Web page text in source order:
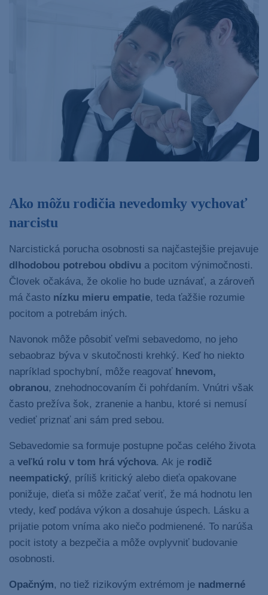
Ako môžu rodičia nevedomky vychovať
narcistu
Narcistická porucha osobnosti sa najčastejšie prejavuje
dlhodobou potrebou obdivu a pocitom výnimočnosti.
Človek očakáva, že okolie ho bude uznávať, a zároveň
má často nízku mieru empatie, teda ťažšie rozumie
pocitom a potrebám iných.
Navonok môže pôsobiť veľmi sebavedomo, no jeho
sebaobraz býva v skutočnosti krehký. Keď ho niekto
napríklad spochybní, môže reagovať hnevom,
obranou, znehodnocovaním či pohŕdaním. Vnútri však
často prežíva šok, zranenie a hanbu, ktoré si nemusí
vedieť priznať ani sám pred sebou.
Sebavedomie sa formuje postupne počas celého života
a veľkú rolu v tom hrá výchova. Ak je rodič
neempatický, príliš kritický alebo dieťa opakovane
ponižuje, dieťa si môže začať veriť, že má hodnotu len
vtedy, keď podáva výkon a dosahuje úspech. Lásku a
prijatie potom vníma ako niečo podmienené. To narúša
pocit istoty a bezpečia a môže ovplyvniť budovanie
osobnosti.
Opačným, no tiež rizikovým extrémom je nadmerné